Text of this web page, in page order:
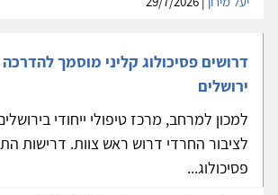
דרושים פסיכולוג קליני מוסמך
ירושלים
למכון למרחב, מרכז טיפולי ייחודי
לציבור החרדי דרוש ראש צוות. דרישות
פסיכולוג...